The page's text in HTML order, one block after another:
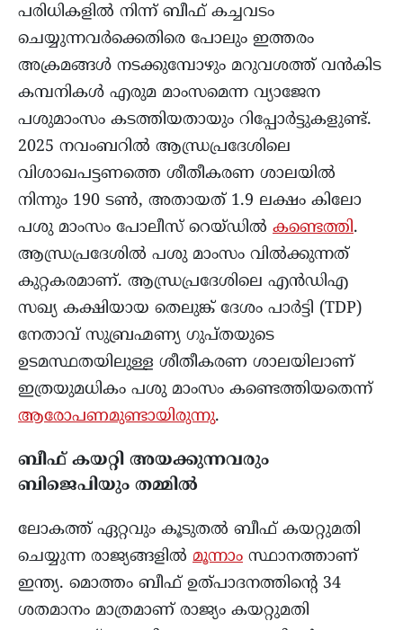
പരിധികളിൽ നിന്ന് ബീഫ് കച്ചവടം
ചെയ്യുന്നവർക്കെതിരെ പോലും ഇത്തരം
അക്രമങ്ങൾ നടക്കുമ്പോഴും മറുവശത്ത് വൻകിട
കമ്പനികൾ എരുമ മാംസമെന്ന വ്യാജേന
പശുമാംസം കടത്തിയതായും റിപ്പോർട്ടുകളുണ്ട്.
2025 നവംബറിൽ ആന്ധ്രപ്രദേശിലെ
വിശാഖപട്ടണത്തെ ശീതീകരണ ശാലയിൽ
നിന്നും 190 ടൺ, അതായത് 1.9 ലക്ഷം കിലോ
പശു മാംസം പോലീസ് റെയ്ഡിൽ കണ്ടെത്തി.
ആന്ധ്രപ്രദേശിൽ പശു മാംസം വിൽക്കുന്നത്
കുറ്റകരമാണ്. ആന്ധ്രപ്രദേശിലെ എൻഡിഎ
സഖ്യ കക്ഷിയായ തെലുങ്ക് ദേശം പാർട്ടി (TDP)
നേതാവ് സുബ്രഹ്മണ്യ ഗുപ്തയുടെ
ഉടമസ്ഥതയിലുള്ള ശീതീകരണ ശാലയിലാണ്
ഇത്രയുമധികം പശു മാംസം കണ്ടെത്തിയതെന്ന്
ആരോപണമുണ്ടായിരുന്നു.
ബീഫ് കയറ്റി അയക്കുന്നവരും
ബിജെപിയും തമ്മിൽ
ലോകത്ത് ഏറ്റവും കൂടുതൽ ബീഫ് കയറ്റുമതി
ചെയ്യുന്ന രാജ്യങ്ങളിൽ മൂന്നാം സ്ഥാനത്താണ്
ഇന്ത്യ. മൊത്തം ബീഫ് ഉത്പാദനത്തിന്റെ 34
ശതമാനം മാത്രമാണ് രാജ്യം കയറ്റുമതി